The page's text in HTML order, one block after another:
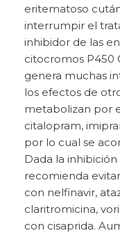
eritematoso
interrumpir el
inhibidor de las
citocromos P450
genera muchas
los efectos de
metabolizan por
citalopram,
por lo cual se
Dada la
recomienda
con nelfinavir,
claritromicina,
con cisaprida.